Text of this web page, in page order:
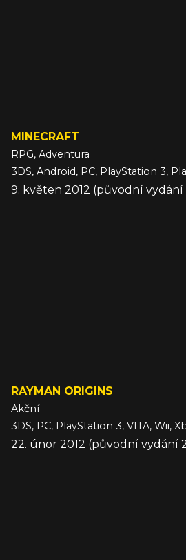
MINECRAFT
RPG, Adventura
9. květen 2012 (původní vydání
RAYMAN ORIGINS
Akční
3DS, PC, PlayStation 3, VITA, Wii,
22. únor 2012 (původní vydání